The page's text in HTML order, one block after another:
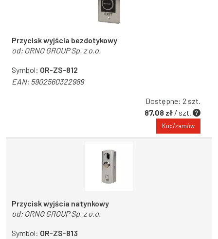
Przycisk wyjścia bezdotykowy
od: ORNO GROUP Sp. z o.o.
Symbol: OR-ZS-812
EAN:5902560322989
Dostępne: 2 szt.
87,08 zł / szt.
Kup/zamów
Przycisk wyjścia natynkowy
od: ORNO GROUP Sp. z o.o.
Symbol: OR-ZS-813